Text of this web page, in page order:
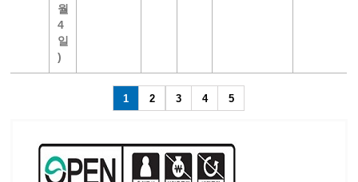
월
4
일
)
1 2 3 4 5